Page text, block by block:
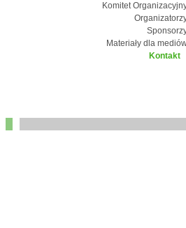
Komitet
Materiały dla
Kontakt